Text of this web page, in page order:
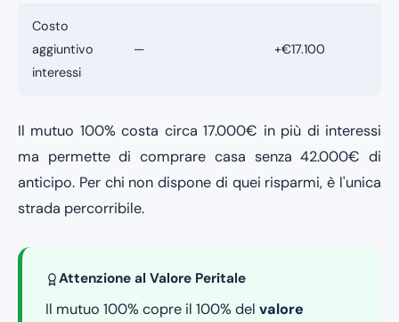
Costo
aggiuntivo
interessi
— +€17.100
Il mutuo 100% costa circa 17.000€ in più di interessi
ma permette di comprare casa senza 42.000€ di
anticipo. Per chi non dispone di quei risparmi, è l'unica
strada percorribile.
Attenzione al Valore Peritale
Il mutuo 100% copre il 100% del valore